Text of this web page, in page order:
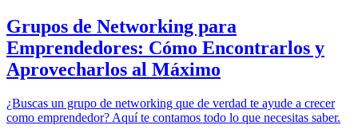
Grupos de Networking para
Emprendedores: Cómo Encontrarlos y
Aprovecharlos al Máximo
¿Buscas un grupo de networking que de verdad te ayude a crecer
como emprendedor? Aquí te contamos todo lo que necesitas saber.